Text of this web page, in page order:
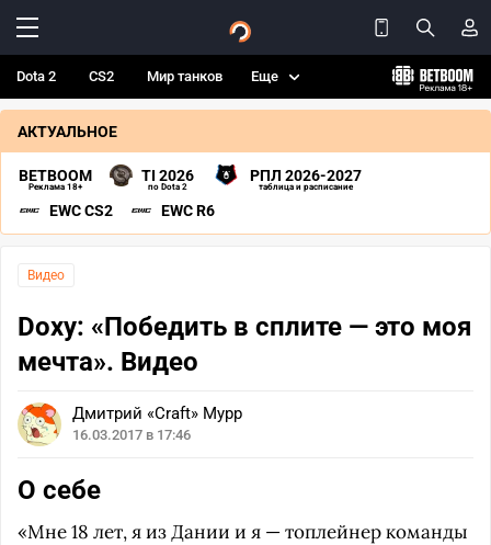
Dota 2 CS2 Мир танков Еще
АКТУАЛЬНОЕ
BETBOOM
Реклама 18+
TI 2026
по Dota 2
РПЛ 2026-2027
таблица и расписание
EWC CS2 EWC R6
Видео
Doxy: «Победить в сплите — это моя
мечта». Видео
Дмитрий «Craft» Мурр
16.03.2017 в 17:46
О себе
«Мне 18 лет, я из Дании и я — топлейнер команды